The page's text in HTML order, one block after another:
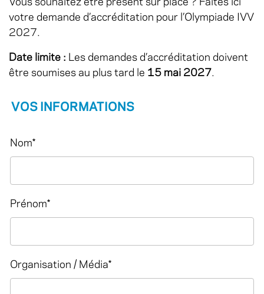
Vous souhaitez être présent sur place ? Faites ici
votre demande d’accréditation pour l’Olympiade IVV
2027.
Date limite : Les demandes d’accréditation doivent
être soumises au plus tard le 15 mai 2027.
VOS INFORMATIONS
Nom*
Prénom*
Organisation / Média*